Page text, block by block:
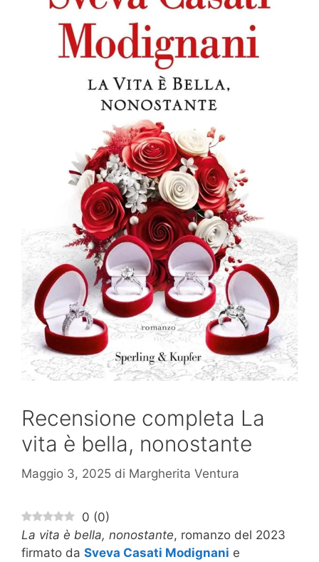
Recensione completa La
vita è bella, nonostante
Maggio 3, 2025 di Margherita Ventura
0 (0)
La vita è bella, nonostante, romanzo del 2023
firmato da Sveva Casati Modignani e